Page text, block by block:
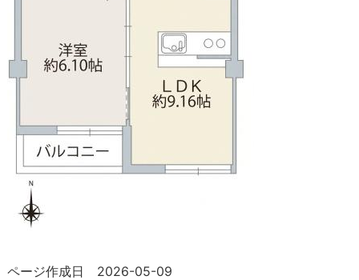
ページ作成日 2026-05-09